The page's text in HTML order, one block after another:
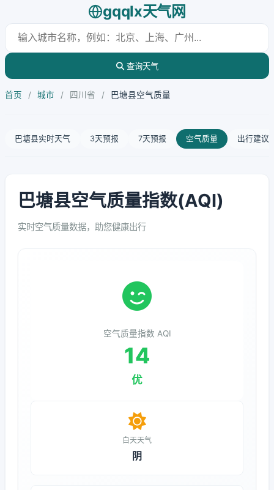
gqqlx天气网
查询天气
首页 / 城市 / 四川省 / 巴塘县空气质量
巴塘县实时天气 3天预报 7天预报 空气质量 出行建议
巴塘县空气质量指数(AQI)
实时空气质量数据，助您健康出行
空气质量指数 AQI
14
优
白天天气
阴